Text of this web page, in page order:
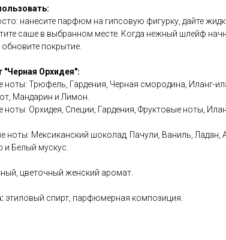
нанесите парфюм на гипсовую фигурку, дайте
саше в выбранном месте. Когда нежный шлейф
покрытие.
"Черная Орхидея":
ноты: Трюфель, Гардения, Черная смородина, Иланг-
Мандарин и Лимон.
ноты: Орхидея, Специи, Гардения, Фруктовые ноты,
ноты: Мексиканский шоколад, Пачули, Ваниль, Ладан,
и Белый мускус.
цветочный женский аромат.
этиловый спирт, парфюмерная композиция.